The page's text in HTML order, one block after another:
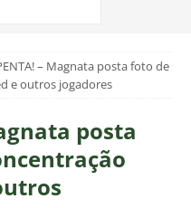
– Magnata posta foto de
e outros jogadores
posta